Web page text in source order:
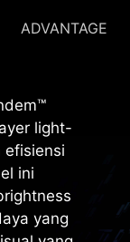
ADVANTAGE
light-
efisiensi
ini
yang
166 PPI
kejernihan
lebih baik
halus.
Delta E <2,
gambar
untuk